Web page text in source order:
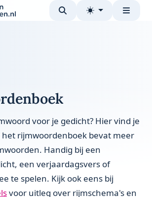
— naar de homepage
voor je gedicht? Hier vind je
rijmwoordenboek bevat meer
Handig bij een
een verjaardagsvers of
te spelen. Kijk ook eens bij
voor uitleg over rijmschema's en